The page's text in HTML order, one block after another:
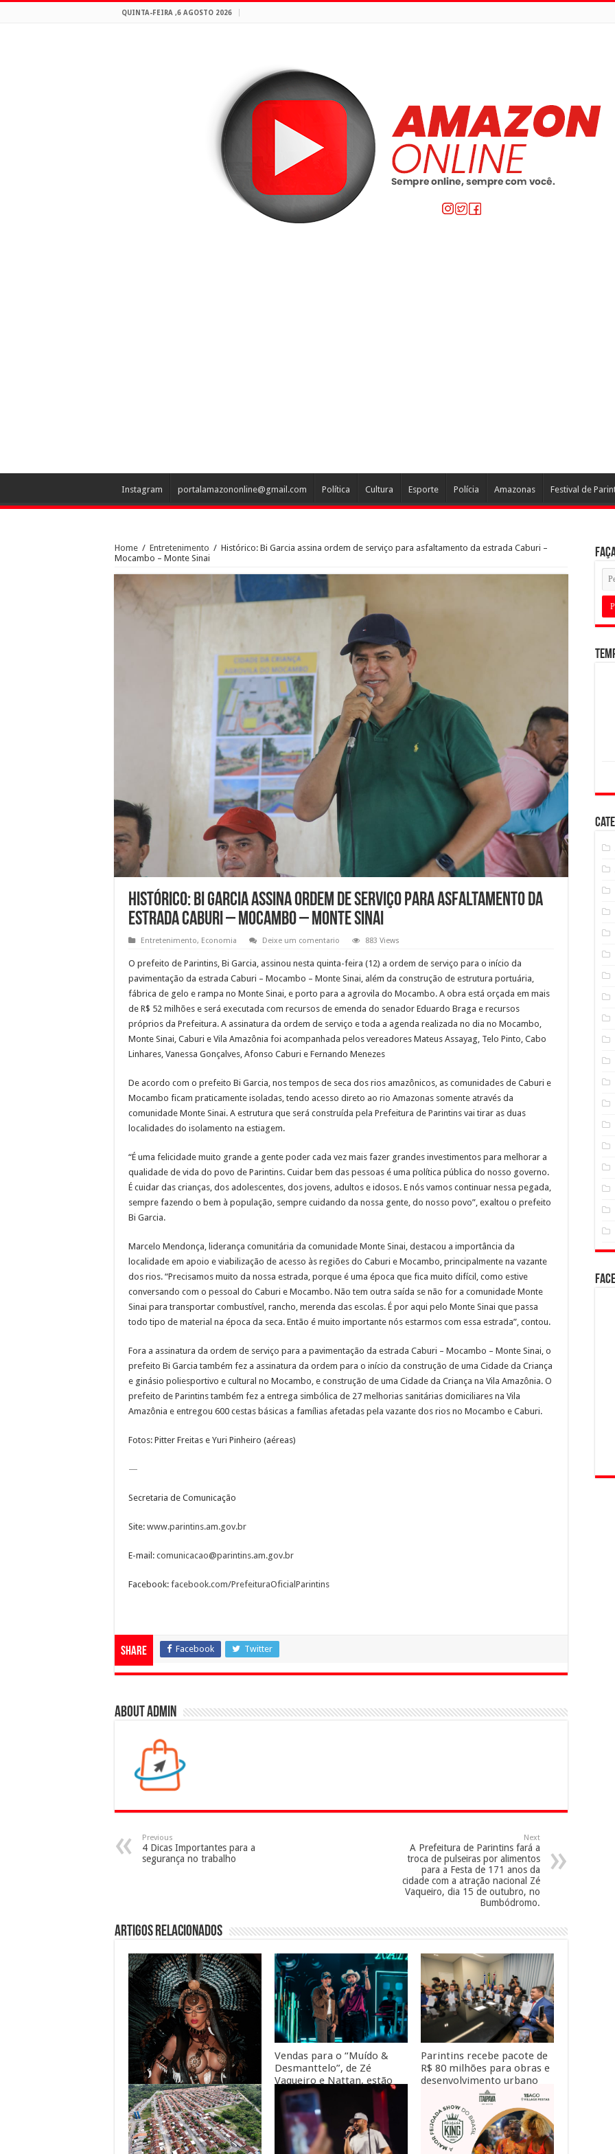
QUINTA-FEIRA ,6 AGOSTO 2026
Instagram portalamazononline@gmail.com Política Cultura Esporte Polícia Amazonas Festival de
Home / Entretenimento / Histórico: Bi Garcia assina ordem de serviço para asfaltamento da estrada Caburi –
Mocambo – Monte Sinai
Histórico: Bi Garcia assina ordem de serviço para asfaltamento da
estrada Caburi – Mocambo – Monte Sinai
Entretenimento, Economia Deixe um comentario 883 Views
O prefeito de Parintins, Bi Garcia, assinou nesta quinta-feira (12) a ordem de serviço para o início da
pavimentação da estrada Caburi – Mocambo – Monte Sinai, além da construção de estrutura portuária,
fábrica de gelo e rampa no Monte Sinai, e porto para a agrovila do Mocambo. A obra está orçada em mais
de R$ 52 milhões e será executada com recursos de emenda do senador Eduardo Braga e recursos
próprios da Prefeitura. A assinatura da ordem de serviço e toda a agenda realizada no dia no Mocambo,
Monte Sinai, Caburi e Vila Amazônia foi acompanhada pelos vereadores Mateus Assayag, Telo Pinto, Cabo
Linhares, Vanessa Gonçalves, Afonso Caburi e Fernando Menezes
De acordo com o prefeito Bi Garcia, nos tempos de seca dos rios amazônicos, as comunidades de Caburi e
Mocambo ficam praticamente isoladas, tendo acesso direto ao rio Amazonas somente através da
comunidade Monte Sinai. A estrutura que será construída pela Prefeitura de Parintins vai tirar as duas
localidades do isolamento na estiagem.
“É uma felicidade muito grande a gente poder cada vez mais fazer grandes investimentos para melhorar a
qualidade de vida do povo de Parintins. Cuidar bem das pessoas é uma política pública do nosso governo.
É cuidar das crianças, dos adolescentes, dos jovens, adultos e idosos. E nós vamos continuar nessa pegada,
sempre fazendo o bem à população, sempre cuidando da nossa gente, do nosso povo”, exaltou o prefeito
Bi Garcia.
Marcelo Mendonça, liderança comunitária da comunidade Monte Sinai, destacou a importância da
localidade em apoio e viabilização de acesso às regiões do Caburi e Mocambo, principalmente na vazante
dos rios. “Precisamos muito da nossa estrada, porque é uma época que fica muito difícil, como estive
conversando com o pessoal do Caburi e Mocambo. Não tem outra saída se não for a comunidade Monte
Sinai para transportar combustível, rancho, merenda das escolas. É por aqui pelo Monte Sinai que passa
todo tipo de material na época da seca. Então é muito importante nós estarmos com essa estrada”, contou.
Fora a assinatura da ordem de serviço para a pavimentação da estrada Caburi – Mocambo – Monte Sinai, o
prefeito Bi Garcia também fez a assinatura da ordem para o início da construção de uma Cidade da Criança
e ginásio poliesportivo e cultural no Mocambo, e construção de uma Cidade da Criança na Vila Amazônia. O
prefeito de Parintins também fez a entrega simbólica de 27 melhorias sanitárias domiciliares na Vila
Amazônia e entregou 600 cestas básicas a famílias afetadas pela vazante dos rios no Mocambo e Caburi.
Fotos: Pitter Freitas e Yuri Pinheiro (aéreas)
—
Secretaria de Comunicação
Site: www.parintins.am.gov.br
E-mail: comunicacao@parintins.am.gov.br
Facebook: facebook.com/PrefeituraOficialParintins
Share Facebook Twitter
About admin
Previous
4 Dicas Importantes para a
segurança no trabalho
Next
A Prefeitura de Parintins fará a
troca de pulseiras por alimentos
para a Festa de 171 anos da
cidade com a atração nacional Zé
Vaqueiro, dia 15 de outubro, no
Bumbódromo.
Artigos Relacionados
Você sabia que o Amazonas
Vendas para o “Muído &
Desmanttelo”, de Zé
Vaqueiro e Nattan, estão
abertas
Parintins recebe pacote de
R$ 80 milhões para obras e
desenvolvimento urbano
dos senadores Omar Aziz e
Eduardo Braga